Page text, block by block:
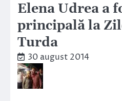
Elena Udrea a
principală la
Turda
30 august 2014